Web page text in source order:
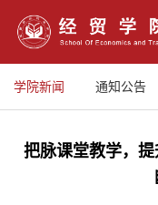
学院新闻 通知公告
把脉课堂教学，